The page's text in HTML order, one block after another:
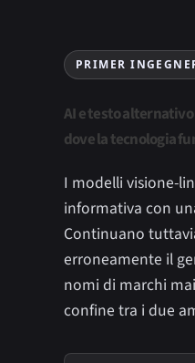
PRIMER
AI e testo alternativo
dove la tecnologia
I modelli visione-
informativa con
Continuano
erroneamente il
nomi di marchi
confine tra i due